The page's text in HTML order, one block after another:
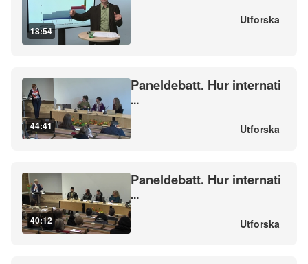
18:54
Utforska
44:41
Paneldebatt. Hur internati
...
Utforska
40:12
Paneldebatt. Hur internati
...
Utforska